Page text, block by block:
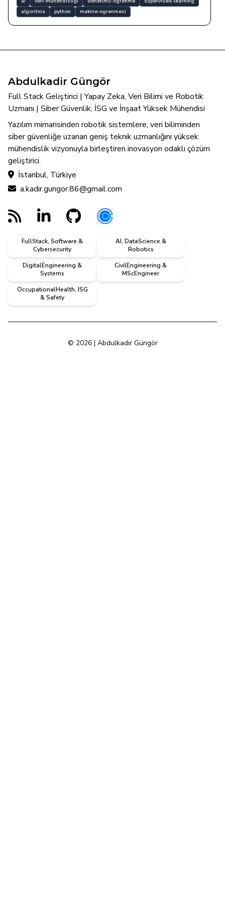
algoritma
python makine-ogrenmesi
Abdulkadir Güngör
Full Stack Geliştirici | Yapay Zeka, Veri Bilimi ve Robotik
Uzmanı | Siber Güvenlik, İSG ve İnşaat Yüksek Mühendisi
Yazılım mimarisinden robotik sistemlere, veri biliminden
siber güvenliğe uzanan geniş teknik uzmanlığını yüksek
mühendislik vizyonuyla birleştiren inovasyon odaklı çözüm
geliştirici.
İstanbul, Türkiye
a.kadir.gungor.86@gmail.com
FullStack, Software &
Cybersecurity
AI, DataScience &
Robotics
DigitalEngineering &
Systems
CivilEngineering &
MScEngineer
OccupationalHealth, ISG
& Safety
© 2026 | Abdulkadir Güngör